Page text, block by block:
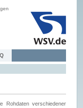
Rohdaten verschiedener